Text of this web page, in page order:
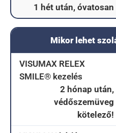
1 hét után, óvatosan
Mikor lehet
VISUMAX RELEX
SMILE® kezelés
2 hónap után,
védőszemüveg
kötelező!